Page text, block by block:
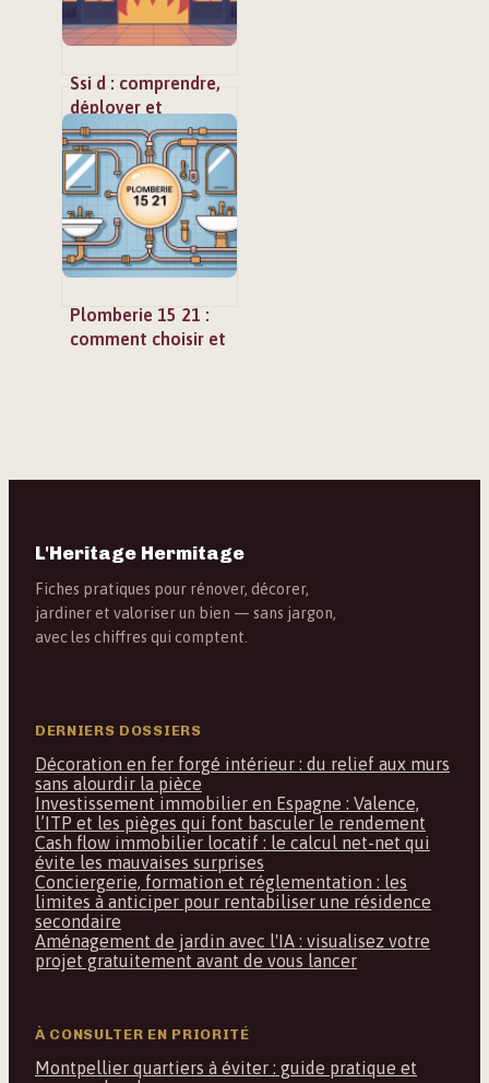
Ssi d : comprendre,
déployer et
optimiser le
système de sécurité
incendie
Plomberie 15 21 :
comment choisir et
L'Heritage Hermitage
Fiches pratiques pour rénover, décorer,
jardiner et valoriser un bien — sans jargon,
avec les chiffres qui comptent.
DERNIERS DOSSIERS
Décoration en fer forgé intérieur : du relief aux murs
sans alourdir la pièce
Investissement immobilier en Espagne : Valence,
l’ITP et les pièges qui font basculer le rendement
Cash flow immobilier locatif : le calcul net-net qui
évite les mauvaises surprises
Conciergerie, formation et réglementation : les
limites à anticiper pour rentabiliser une résidence
secondaire
Aménagement de jardin avec l'IA : visualisez votre
projet gratuitement avant de vous lancer
À CONSULTER EN PRIORITÉ
Montpellier quartiers à éviter : guide pratique et